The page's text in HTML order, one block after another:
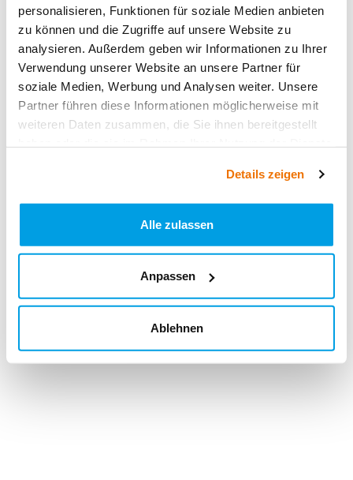
personalisieren, Funktionen für soziale Medien anbieten
zu können und die Zugriffe auf unsere Website zu
analysieren. Außerdem geben wir Informationen zu Ihrer
Verwendung unserer Website an unsere Partner für
soziale Medien, Werbung und Analysen weiter. Unsere
Partner führen diese Informationen möglicherweise mit
weiteren Daten zusammen, die Sie ihnen bereitgestellt
Details zeigen
Alle zulassen
Anpassen
Ablehnen